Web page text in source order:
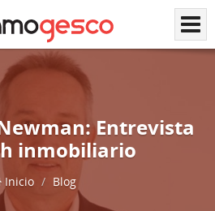
Entrevista
inmobiliario
Inicio Blog